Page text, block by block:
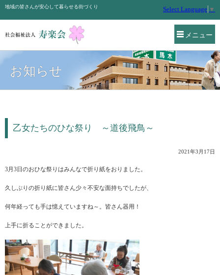
メニュー
地域の皆さんが安心して暮らせる街づくり Select Language ▼
お知らせ
乙女たちのひな祭り ～道後飛鳥～
2021年3月17日
3月3日のおひな祭りはみんなで折り紙をおりました。
久しぶりの折り紙に皆さん少々不安な面持ちでしたが、
何年経っても手は憶えていますね～。皆さん器用！
上手に折ることができました。